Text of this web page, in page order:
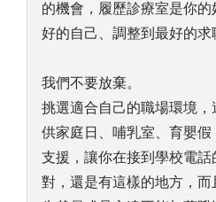
的機會，履歷診療室是你
好的自己、調整到最好的求
我們不要放棄。
挑選適合自己的職場環境
供家庭日、哺乳室、育嬰
支援，讓你在接到學校電話
對，還是有這樣的地方，